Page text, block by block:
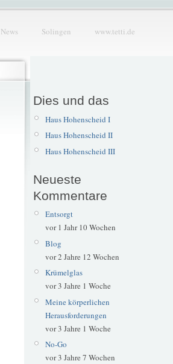
News Solingen www.tetti.de
Dies und das
Haus Hohenscheid I
Haus Hohenscheid II
Haus Hohenscheid III
Neueste
Kommentare
Entsorgt
vor 1 Jahr 10 Wochen
Blog
vor 2 Jahre 12 Wochen
Krümelglas
vor 3 Jahre 1 Woche
Meine körperlichen
Herausforderungen
vor 3 Jahre 1 Woche
No-Go
vor 3 Jahre 7 Wochen